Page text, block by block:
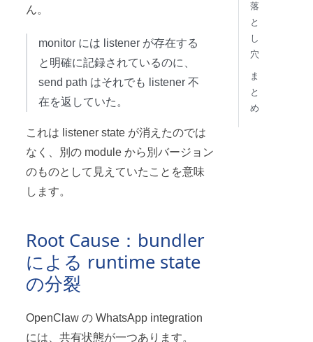
ん。
monitor には listener が存在する
と明確に記録されているのに、
send path はそれでも listener 不
在を返していた。
これは listener state が消えたのでは
なく、別の module から別バージョン
のものとして見えていたことを意味
します。
Root Cause：bundler
による runtime state
の分裂
OpenClaw の WhatsApp integration
には、共有状態が一つあります。
落
と
し
穴
ま
と
め